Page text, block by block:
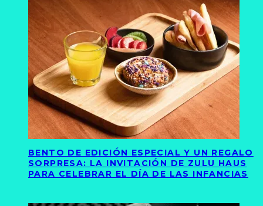
BENTO DE EDICIÓN ESPECIAL Y UN REGALO
SORPRESA: LA INVITACIÓN DE ZULU HAUS
PARA CELEBRAR EL DÍA DE LAS INFANCIAS